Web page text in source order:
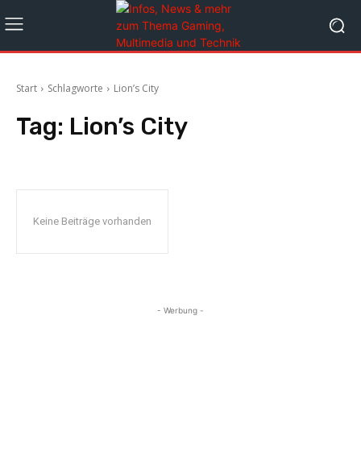
Start Schlagworte Lion’s City
Tag: Lion’s City
Keine Beiträge vorhanden
- Werbung -